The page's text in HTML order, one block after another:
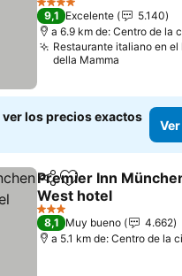
4 Estrellas
9,1 Excelente
5.140
a 6.9 km de: Centro de la
Restaurante italiano en
della Mamma
los precios exactos
CompartirAgregar a
Premier Inn
West hotel
3 Estrellas
8,1 Muy bueno
4.662
a 5.1 km de: Centro de la